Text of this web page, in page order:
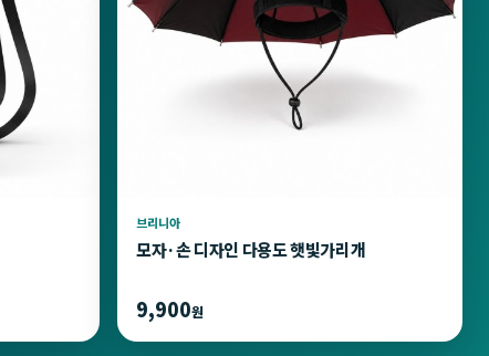
브리니아
모자·손 디자인 다용도 햇빛가리개
9,900원